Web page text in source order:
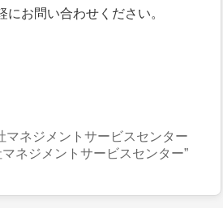
お問い合わせください。
マネジメントサービスセンター